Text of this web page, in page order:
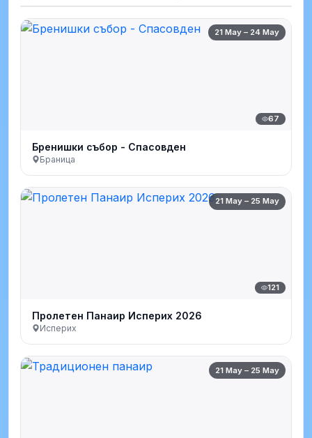
21 May – 24 May
67
Бренишки събор - Спасовден
Браница
21 May – 25 May
121
Пролетен Панаир Исперих 2026
Исперих
21 May – 25 May